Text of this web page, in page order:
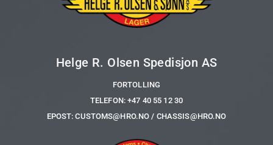
Helge R. Olsen Spedisjon AS
FORTOLLING
TELEFON: +47 40 55 12 30
EPOST: CUSTOMS@HRO.NO / CHASSIS@HRO.NO